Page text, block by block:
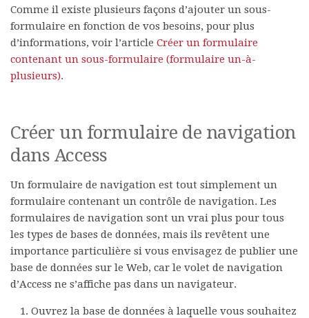
Comme il existe plusieurs façons d’ajouter un sous-
formulaire en fonction de vos besoins, pour plus
d’informations, voir l’article Créer un formulaire
contenant un sous-formulaire (formulaire un-à-
plusieurs).
Créer un formulaire de navigation
dans Access
Un formulaire de navigation est tout simplement un
formulaire contenant un contrôle de navigation. Les
formulaires de navigation sont un vrai plus pour tous
les types de bases de données, mais ils revêtent une
importance particulière si vous envisagez de publier une
base de données sur le Web, car le volet de navigation
d’Access ne s’affiche pas dans un navigateur.
Ouvrez la base de données à laquelle vous souhaitez